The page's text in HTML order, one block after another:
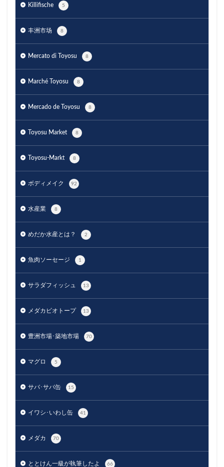
Killifische 5
丰洲市场 8
Mercato di Toyosu 8
Marché Toyosu 8
Mercado de Toyosu 8
Toyosu Market 8
Toyosu-Markt 8
ボディメイク 92
水産業 8
めだか水産とは？ 2
魚肉ソーセージ 1
サラダフィッシュ 13
メダカビオトープ 13
豊洲市場･築地市場 70
マグロ 5
サバ･サバ缶 15
イワシ･いわし缶 41
メダカ 70
ととけん一級が執筆したよ 66